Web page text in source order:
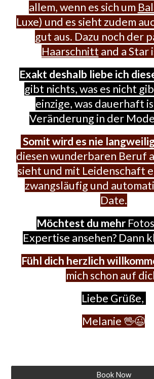
allem, wenn es sich um
Luxe) und es sieht zudem
gut aus. Dazu noch der
Haarschnitt and a Star
Exakt deshalb liebe ich
gibt nichts, was es nicht
einzige, was dauerhaft
Veränderung in der
Somit wird es nie
diesen wunderbaren Beruf
sieht und mit Leidenschaft
zwangsläufig und
Date.
Möchtest du mehr
Expertise ansehen? Dann
Fühl dich herzlich
mich schon auf
Liebe Grüße,
Melanie 🖖😉
Book Now